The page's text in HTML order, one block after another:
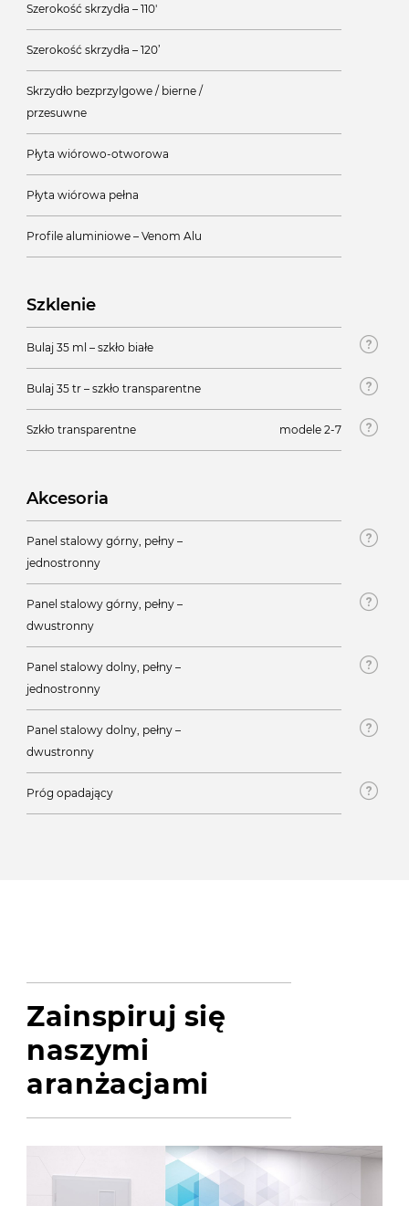
Szerokość skrzydła – 110'
Szerokość skrzydła – 120’
Skrzydło bezprzylgowe / bierne /
przesuwne
Płyta wiórowo-otworowa
Płyta wiórowa pełna
Profile aluminiowe – Venom Alu
Szklenie
Bulaj 35 ml – szkło białe
Bulaj 35 tr – szkło transparentne
Szkło transparentne modele 2-7
Akcesoria
Panel stalowy górny, pełny –
jednostronny
Panel stalowy górny, pełny –
dwustronny
Panel stalowy dolny, pełny –
jednostronny
Panel stalowy dolny, pełny –
dwustronny
Próg opadający
Zainspiruj się
naszymi
aranżacjami